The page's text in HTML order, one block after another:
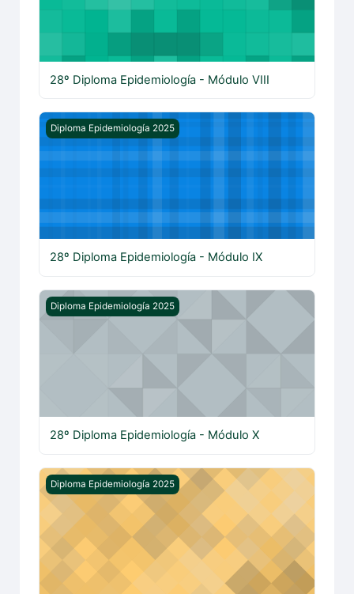
28º Diploma Epidemiología - Módulo VIII
28º Diploma Epidemiología - Módulo IX
Diploma Epidemiología 2025
28º Diploma Epidemiología - Módulo IX
28º Diploma Epidemiología - Módulo X
Diploma Epidemiología 2025
28º Diploma Epidemiología - Módulo X
28º Diploma Epidemiología - Módulo XI
Diploma Epidemiología 2025